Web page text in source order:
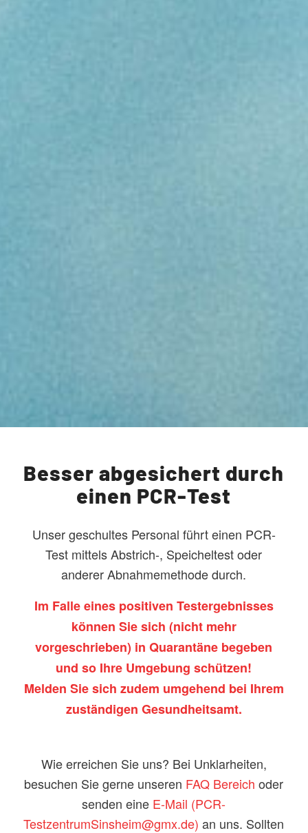
Besser abgesichert durch
einen PCR-Test
Unser geschultes Personal führt einen PCR-
Test mittels Abstrich-, Speicheltest oder
anderer Abnahmemethode durch.
Im Falle eines positiven Testergebnisses
können Sie sich (nicht mehr
vorgeschrieben) in Quarantäne begeben
und so Ihre Umgebung schützen!
Melden Sie sich zudem umgehend bei Ihrem
zuständigen Gesundheitsamt.
Wie erreichen Sie uns? Bei Unklarheiten,
besuchen Sie gerne unseren FAQ Bereich oder
senden eine E-Mail (PCR-
TestzentrumSinsheim@gmx.de) an uns. Sollten